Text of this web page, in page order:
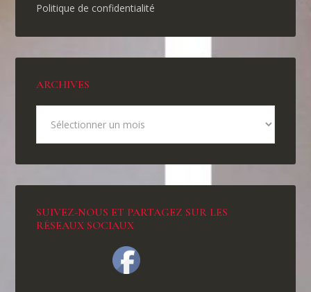
Politique de confidentialité
ARCHIVES
SUIVEZ-NOUS ET PARTAGEZ SUR LES
RÉSEAUX SOCIAUX